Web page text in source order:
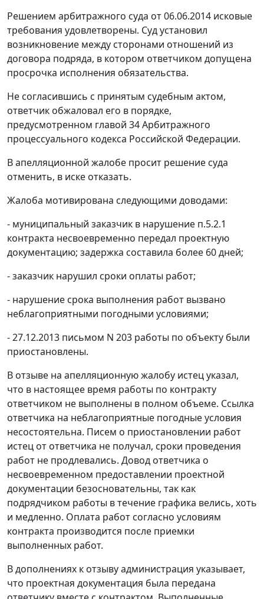
Решением арбитражного суда от 06.06.2014 исковые
требования удовлетворены. Суд установил
возникновение между сторонами отношений из
договора подряда, в котором ответчиком допущена
просрочка исполнения обязательства.
Не согласившись с принятым судебным актом,
ответчик обжаловал его в порядке,
предусмотренном главой 34Арбитражного
процессуального кодекса Российской Федерации.
В апелляционной жалобе просит решение суда
отменить, в иске отказать.
Жалоба мотивирована следующими доводами:
- муниципальный заказчик в нарушение п.5.2.1
контракта несвоевременно передал проектную
документацию; задержка составила более 60 дней;
- заказчик нарушил сроки оплаты работ;
- нарушение срока выполнения работ вызвано
неблагоприятными погодными условиями;
- 27.12.2013 письмом N 203 работы по объекту были
приостановлены.
В отзыве на апелляционную жалобу истец указал,
что в настоящее время работы по контракту
ответчиком не выполнены в полном объеме. Ссылка
ответчика на неблагоприятные погодные условия
несостоятельна. Писем о приостановлении работ
истец от ответчика не получал, сроки проведения
работ не продлевались. Довод ответчика о
несвоевременном предоставлении проектной
документации безосновательны, так как
подрядчиком работы в течение графика велись, хоть
и медленно. Оплата работ согласно условиям
контракта производится после приемки
выполненных работ.
В дополнениях к отзыву администрация указывает,
что проектная документация была передана